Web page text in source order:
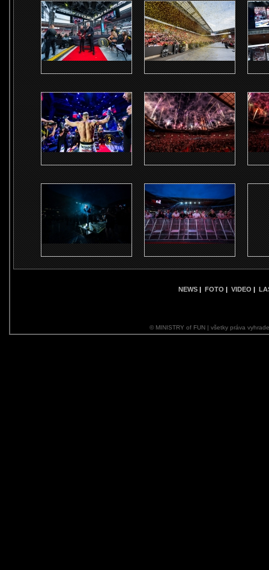
NEWS | FOTO | VIDEO |
© MINISTRY of FUN | všetky práva